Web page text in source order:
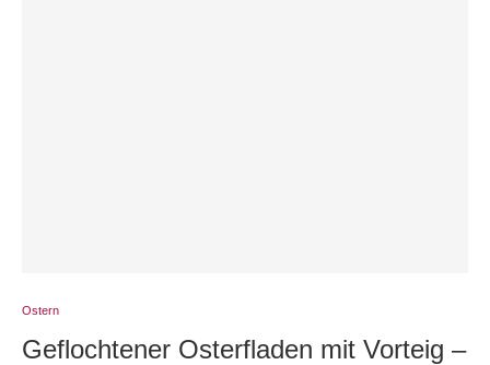
Ostern
Geflochtener Osterfladen mit Vorteig –